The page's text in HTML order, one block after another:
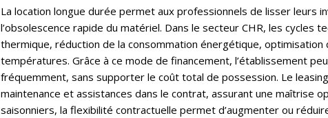
La location longue durée permet aux professionnels de lisser leurs
l’obsolescence rapide du matériel. Dans le secteur CHR, les cycles
thermique, réduction de la consommation énergétique, optimisation
températures. Grâce à ce mode de financement, l’établissement
fréquemment, sans supporter le coût total de possession. Le
maintenance et assistances dans le contrat, assurant une maîtrise
saisonniers, la flexibilité contractuelle permet d’augmenter ou